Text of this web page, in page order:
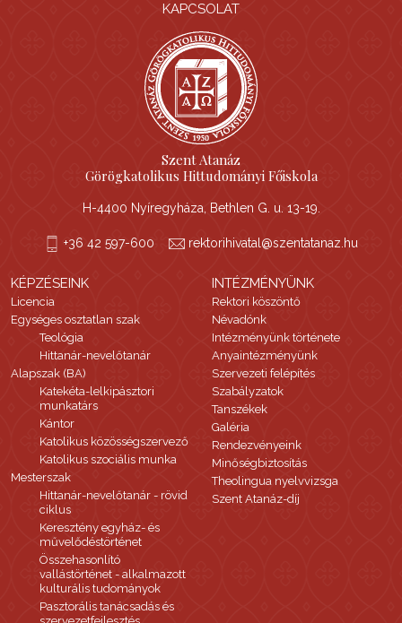
KAPCSOLAT
Szent Atanáz
Görögkatolikus Hittudományi Főiskola
H-4400 Nyíregyháza, Bethlen G. u. 13-19.
+36 42 597-600 rektorihivatal@szentatanaz.hu
KÉPZÉSEINK
Licencia
Egységes osztatlan szak
Teológia
Hittanár-nevelőtanár
Alapszak (BA)
Katekéta-lelkipásztori
munkatárs
Kántor
Katolikus közösségszervező
Katolikus szociális munka
Mesterszak
Hittanár-nevelőtanár - rövid
ciklus
Keresztény egyház- és
művelődéstörténet
Összehasonlító
vallástörténet - alkalmazott
kulturális tudományok
Pasztorális tanácsadás és
INTÉZMÉNYÜNK
Rektori köszöntő
Névadónk
Intézményünk története
Anyaintézményünk
Szervezeti felépítés
Szabályzatok
Tanszékek
Galéria
Rendezvényeink
Minőségbiztosítás
Theolingua nyelvvizsga
Szent Atanáz-díj